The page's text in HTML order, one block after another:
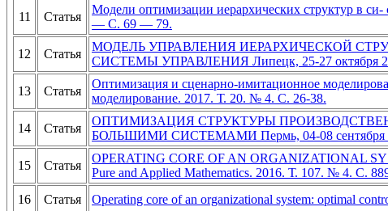
11 Статья
Модели оптимизации иерархических структур в
— C. 69 — 79.
12 Статья
МОДЕЛЬ УПРАВЛЕНИЯ ИЕРАРХИЧЕСКОЙ
СИСТЕМЫ УПРАВЛЕНИЯ Липецк, 25-27 октября
13 Статья
Оптимизация и сценарно-имитационное
моделирование. 2017. Т. 20. № 4. С. 26-38.
14 Статья
ОПТИМИЗАЦИЯ СТРУКТУРЫ
БОЛЬШИМИ СИСТЕМАМИ Пермь, 04-08 сентября
15 Статья
OPERATING CORE OF AN ORGANIZATIONAL
Pure and Applied Mathematics. 2016. Т. 107. № 4. С.
16
Статья Operating core of an organizational system: optimal